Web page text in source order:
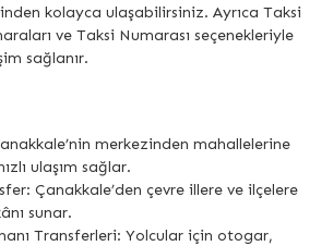
kolayca ulaşabilirsiniz. Ayrıca Taksi
ve Taksi Numarası seçenekleriyle
sağlanır.
merkezinden mahallelerine
ulaşım sağlar.
Çanakkale’den çevre illere ve ilçelere
sunar.
Transferleri: Yolcular için otogar,